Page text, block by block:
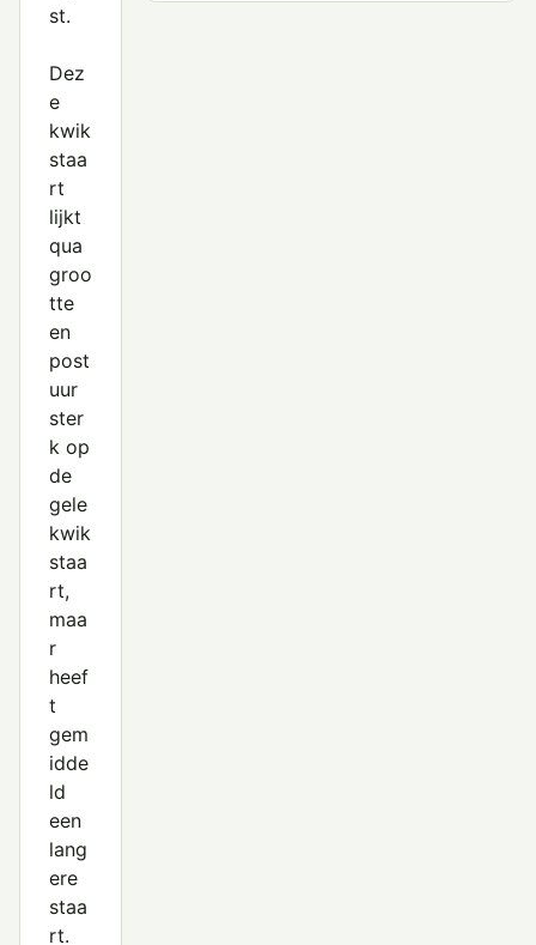
st.
Dez
e
kwik
staa
rt
lijkt
qua
groo
tte
en
post
uur
ster
k op
de
gele
kwik
staa
rt,
maa
r
heef
t
gem
idde
ld
een
lang
ere
staa
rt.